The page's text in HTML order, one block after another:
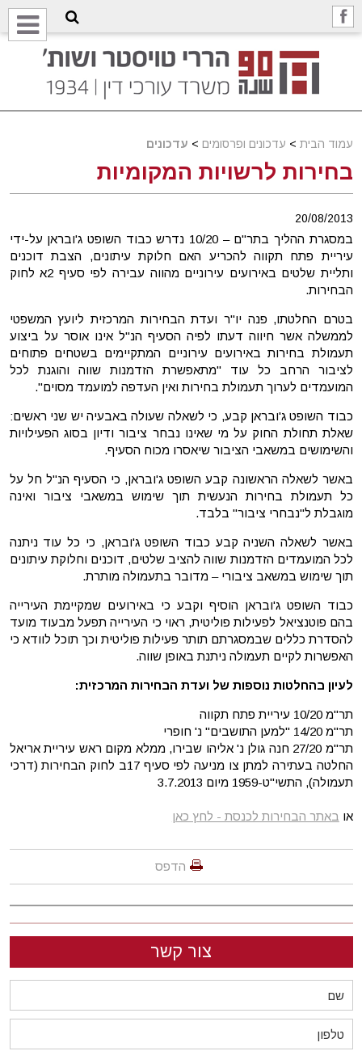
עמוד הבית > עדכונים ופרסומים > עדכונים
בחירות לרשויות המקומיות
20/08/2013
במסגרת ההליך בתר"ם – 10/20 נדרש כבוד השופט ג'ובראן על-ידי
עיריית פתח תקווה להכריע האם חלוקת עיתונים, הצבת דוכנים
ותליית שלטים באירועים עירוניים מהווה עבירה לפי סעיף 2א לחוק
הבחירות.
בטרם החלטתו, פנה יו"ר ועדת הבחירות המרכזית ליועץ המשפטי
לממשלה אשר חיווה דעתו לפיה הסעיף הנ"ל אינו אוסר על ביצוע
תעמולת בחירות באירועים עירוניים המתקיימים בשטחים פתוחים
לציבור הרחב כל עוד "מתאפשרת הזדמנות שווה והוגנת לכל
המועמדים לערוך תעמולת בחירות ואין העדפה למועמד מסוים".
כבוד השופט ג'ובראן קבע, כי לשאלה שעולה באבעיה יש שני ראשים:
שאלת תחולת החוק על מי שאינו נבחר ציבור ודיון בסוג הפעילויות
והשימושים במשאבי הציבור שיאסרו מכוח הסעיף.
באשר לשאלה הראשונה קבע השופט ג'ובראן, כי הסעיף הנ"ל חל על
כל תעמולת בחירות הנעשית תוך שימוש במשאבי ציבור ואינה
מוגבלת ל"נבחרי ציבור" בלבד.
באשר לשאלה השניה קבע כבוד השופט ג'ובראן, כי כל עוד ניתנה
לכל המועמדים הזדמנות שווה להציב שלטים, דוכנים וחלוקת עיתונים
תוך שימוש במשאב ציבורי – מדובר בתעמולה מותרת.
כבוד השופט ג'ובראן הוסיף וקבע כי באירועים שמקיימת העירייה
בהם פוטנציאל לפעילות פוליטית, ראוי כי העירייה תפעל מבעוד מועד
להסדרת כללים שבמסגרתם תותר פעילות פוליטית וכך תוכל לוודא כי
האפשרות לקיים תעמולה ניתנת באופן שווה.
לעיון בהחלטות נוספות של ועדת הבחירות המרכזית:
תר"מ 10/20 עיריית פתח תקווה
תר"מ 14/20 "למען התושבים" נ' חופרי
תר"מ 27/20 חנה גולן נ' אליהו שבירו, ממלא מקום ראש עיריית אריאל
החלטה בעתירה למתן צו מניעה לפי סעיף 17ב לחוק הבחירות (דרכי
תעמולה), התשי"ט-1959 מיום 3.7.2013
או באתר הבחירות לכנסת - לחץ כאן
הדפס
צור קשר